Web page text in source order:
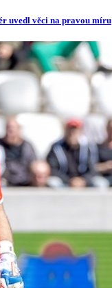
uvedl věci na pravou míru